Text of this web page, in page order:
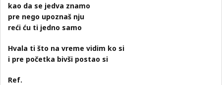
kao da se jedva znamo
pre nego upoznaš nju
reći ću ti jedno samo
Hvala ti što na vreme vidim ko si
i pre početka bivši postao si
Ref.